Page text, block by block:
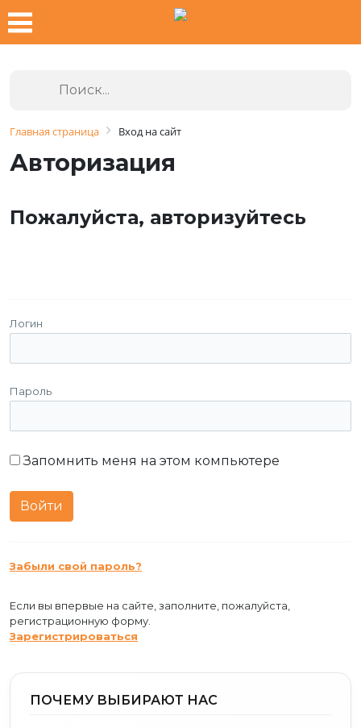
Главная страница Вход на сайт
Авторизация
Пожалуйста, авторизуйтесь
Логин
Пароль
Запомнить меня на этом компьютере
Забыли свой пароль?
Если вы впервые на сайте, заполните, пожалуйста,
регистрационную форму.
Зарегистрироваться
ПОЧЕМУ ВЫБИРАЮТ НАС